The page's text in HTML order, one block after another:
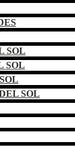
SOL
SOL
SOL